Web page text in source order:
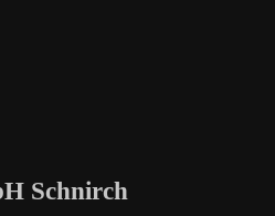
Schnirch